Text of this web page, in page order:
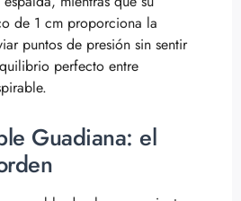
de 1 cm proporciona la
puntos de presión sin sentir
perfecto entre
Guadiana: el